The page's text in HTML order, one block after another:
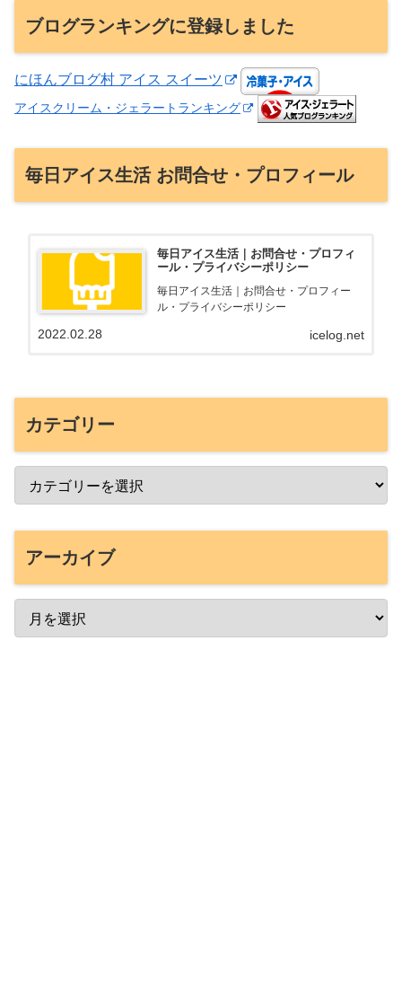
ブログランキングに登録しました
にほんブログ村 アイス スイーツ
アイスクリーム・ジェラートランキング
毎日アイス生活 お問合せ・プロフィール
毎日アイス生活｜お問合せ・プロフィ
ール・プライバシーポリシー
毎日アイス生活｜お問合せ・プロフィー
ル・プライバシーポリシー
icelog.net
2022.02.28
カテゴリー
アーカイブ